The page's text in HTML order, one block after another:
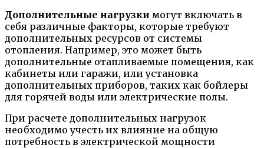
Дополнительные нагрузки могут включать в
себя различные факторы, которые требуют
дополнительных ресурсов от системы
отопления. Например, это может быть
дополнительные отапливаемые помещения, как
кабинеты или гаражи, или установка
дополнительных приборов, таких как бойлеры
для горячей воды или электрические полы.
При расчете дополнительных нагрузок
необходимо учесть их влияние на общую
потребность в электрической мощности